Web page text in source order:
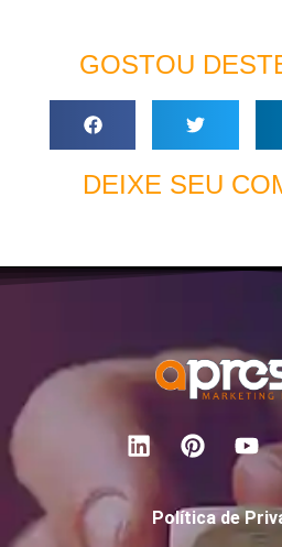
GOSTOU
DEIXE SEU
Política de